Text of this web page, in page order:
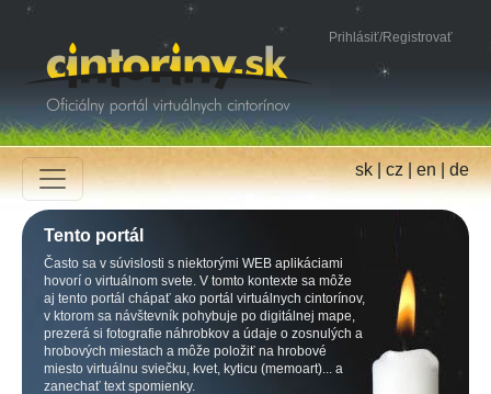
Prihlásiť/Registrovať
sk|cz|en|de
Tento portál
Často sa v súvislosti s niektorými WEB aplikáciami
hovorí o virtuálnom svete. V tomto kontexte sa môže
aj tento portál chápať ako portál virtuálnych cintorínov,
v ktorom sa návštevník pohybuje po digitálnej mape,
prezerá si fotografie náhrobkov a údaje o zosnulých a
hrobových miestach a môže položiť na hrobové
miesto virtuálnu sviečku, kvet, kyticu (memoart)... a
zanechať text spomienky.